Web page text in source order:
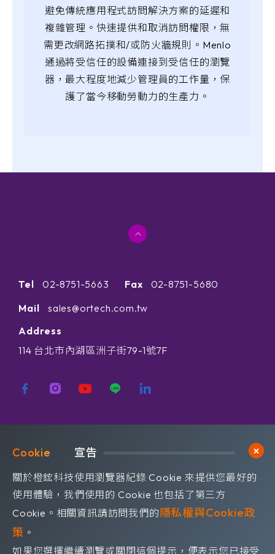
避免傳統應用程式訪問解決方案的延遲和
複雜管理。快速提供和取消訪問權限，無
需更改網路拓撲和/或防火牆規則。Menlo
通過將受信任的設備連接到受信任的瀏覽
器，最大程度地減少管理員的工作量，保
護了當今移動勞動力的生產力。
Tel 02-8751-5663 Fax
02-8751-5680
Mail
sales@ortech.com.tw
Address
114 台北市內湖區洲子街79-1號7F
宣告
關於橙鋐科技使用瀏覽器紀錄 Cookie 來提供您最好的
使用體驗，我們使用的 Cookie 也包括了第三方
Cookie。相關資訊請訪問我們的隱私權與Cookie政
策 。
如果您選擇繼續瀏覽或關閉這個提示，便表示您已接受